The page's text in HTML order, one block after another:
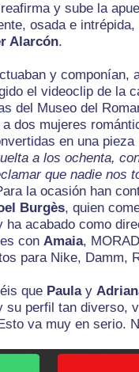
y sube la
osada e
Alarcón.
y componían,
el videoclip de la
del Museo del
dos mujeres
en una
a los ochenta,
que nadie nos
la ocasión han
Burgès, quien
ha acabado como
conAmaia,
para Nike, Damm,
que Paulay
su perfil tan diverso,
va muy en serio.